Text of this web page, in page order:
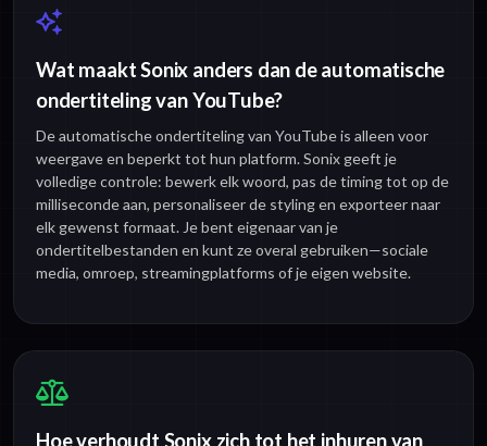
Wat maakt Sonix anders dan de automatische
ondertiteling van YouTube?
De automatische ondertiteling van YouTube is alleen voor
weergave en beperkt tot hun platform. Sonix geeft je
volledige controle: bewerk elk woord, pas de timing tot op de
milliseconde aan, personaliseer de styling en exporteer naar
elk gewenst formaat. Je bent eigenaar van je
ondertitelbestanden en kunt ze overal gebruiken—sociale
media, omroep, streamingplatforms of je eigen website.
Hoe verhoudt Sonix zich tot het inhuren van